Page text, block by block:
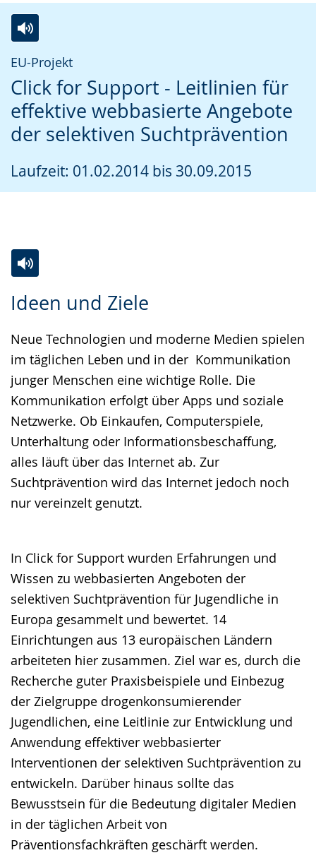
EU-Projekt
Click for Support - Leitlinien für
effektive webbasierte Angebote
der selektiven Suchtprävention
Laufzeit: 01.02.2014 bis 30.09.2015
Leichten
Sprache
wechseln.
Audio-
Unterstützung.
Video
in
Deutscher
Gebärdensprache
angezeigt.
Ideen und Ziele
Neue Technologien und moderne Medien spielen
im täglichen Leben und in der Kommunikation
junger Menschen eine wichtige Rolle. Die
Kommunikation erfolgt über Apps und soziale
Netzwerke. Ob Einkaufen, Computerspiele,
Unterhaltung oder Informationsbeschaffung,
alles läuft über das Internet ab. Zur
Suchtprävention wird das Internet jedoch noch
nur vereinzelt genutzt.
In Click for Support wurden Erfahrungen und
Wissen zu webbasierten Angeboten der
selektiven Suchtprävention für Jugendliche in
Europa gesammelt und bewertet. 14
Einrichtungen aus 13 europäischen Ländern
arbeiteten hier zusammen. Ziel war es, durch die
Recherche guter Praxisbeispiele und Einbezug
der Zielgruppe drogenkonsumierender
Jugendlichen, eine Leitlinie zur Entwicklung und
Anwendung effektiver webbasierter
Interventionen der selektiven Suchtprävention zu
entwickeln. Darüber hinaus sollte das
Bewusstsein für die Bedeutung digitaler Medien
in der täglichen Arbeit von
Präventionsfachkräften geschärft werden.
Leichten
wechseln.
Audio-
Video
Deutscher
Gebärdensprache
wird
angezeigt.